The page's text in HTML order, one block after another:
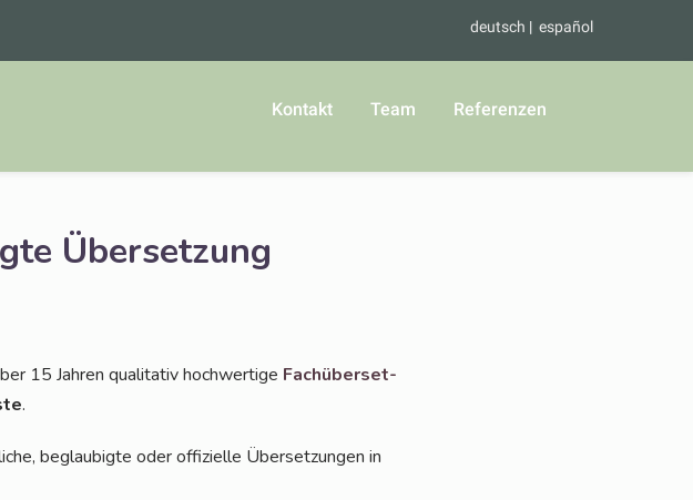
deutsch español
Kontakt Team Referenzen
Übersetzung
15 Jah­ren qua­li­ta­tiv hoch­wer­ti­ge Fach­über­set­
.
beglau­big­te oder offi­zi­el­le Über­set­zun­gen in